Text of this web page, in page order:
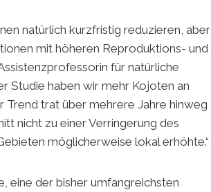
natürlich kurzfristig reduzieren, aber
mit höheren Reproduktions- und
für natürliche
Studie haben wir mehr Kojoten an
Trend trat über mehrere Jahre hinweg
nicht zu einer Verringerung des
möglicherweise lokal erhöhte.“
eine der bisher umfangreichsten